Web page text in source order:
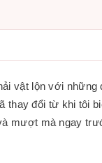
vật lộn với
thay đổi từ khi tôi
mượt mà ngay